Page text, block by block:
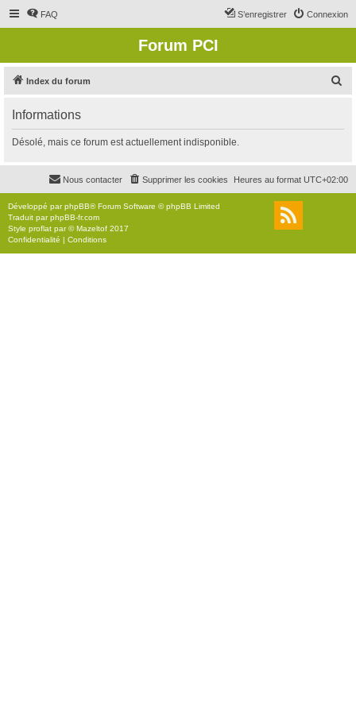
FAQ Connexion
S’enregistrer
Forum PCI
Index du forum
r
c
r
Informations
Désolé, mais ce forum est actuellement indisponible.
Heures au format UTC+02:00
Supprimer les cookies
Nous contacter
Développé parphpBB® Forum Software © phpBB Limited
Traduit parphpBB-fr.com
Style proflat par ©Mazeltof 2017
Confidentialité | Conditions